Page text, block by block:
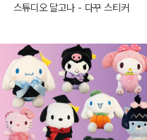
스튜디오 달고나 - 다꾸 스티커